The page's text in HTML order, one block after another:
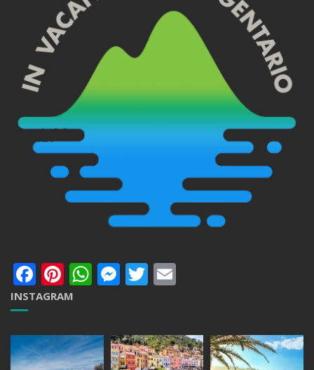
Facebook
Pinterest
WhatsApp
Messenger
Twitter
INSTAGRAM